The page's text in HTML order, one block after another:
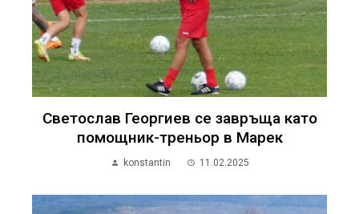
Светослав Георгиев се завръща като
помощник-треньор в Марек
konstantin 11.02.2025